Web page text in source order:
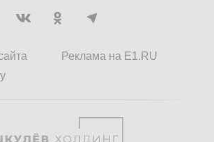
Реклама на E1.RU